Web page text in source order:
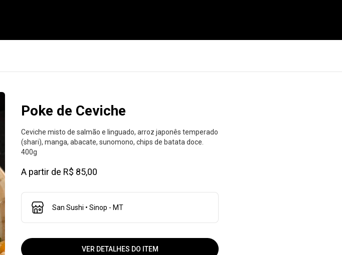
Poke de Ceviche
Ceviche misto de salmão e linguado, arroz japonês temperado
(shari), manga, abacate, sunomono, chips de batata doce.
400g
A partir de R$ 85,00
San Sushi • Sinop - MT
VER DETALHES DO ITEM